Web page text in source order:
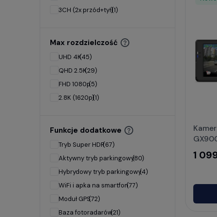
3CH (2x przód+tył)(1)
Max rozdzielczość
UHD 4K(45)
QHD 2.5K(29)
FHD 1080p(5)
2.8K (1620p)(1)
Funkcje dodatkowe
Tryb Super HDR(67)
Aktywny tryb parkingowy(80)
Hybrydowy tryb parkingowy(4)
WiFi i apka na smartfon(77)
Moduł GPS(72)
Baza fotoradarów(21)
1